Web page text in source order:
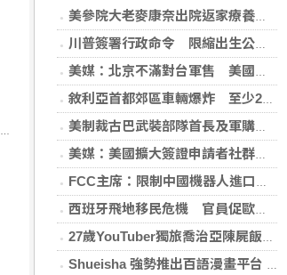
美參院大老麥康奈出院返家療養 未透露何時重返國會
川普簽署行政命令 限縮出生公民權並禁生育旅遊
美媒：北京不滿對台軍售 美國防官員訪中受阻
敘利亞首都郊區車輛爆炸 至少2死13傷
美制裁古巴武裝部隊首長及軍購網絡 駐中俄武官在列
美媒：美國擴大簽證申請者社群審查 納入外國記者
FCC主席：限制中國機器人進口 旨在提振美國產能
西班牙飛地移民危機 官員促歐盟用籌碼確保摩洛哥配合
27歲YouTuber獨旅喬治亞陳屍飯店 法醫揭死因「未排除中毒可能」
Shueisha 強勢推出百語漫畫平台 MANGA MILLION 大舉進軍全球市場
(行政院2026-08-06 20:19:38)